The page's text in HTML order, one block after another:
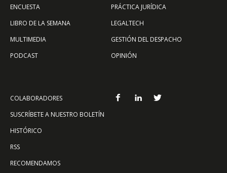
ENCUESTA
LIBRO DE LA SEMANA
MULTIMEDIA
PODCAST
PRÁCTICA JURÍDICA
LEGALTECH
GESTIÓN DEL DESPACHO
OPINIÓN
COLABORADORES
SUSCRÍBETE A NUESTRO BOLETÍN
HISTÓRICO
RSS
RECOMENDAMOS